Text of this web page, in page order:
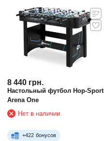
8 440 грн.
Настольный футбол Hop-Sport
Arena One
Нет в наличии
+422 бонусов